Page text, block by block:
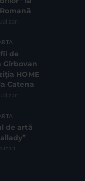
de
Gîrbovan
HOME
Catena
de artă